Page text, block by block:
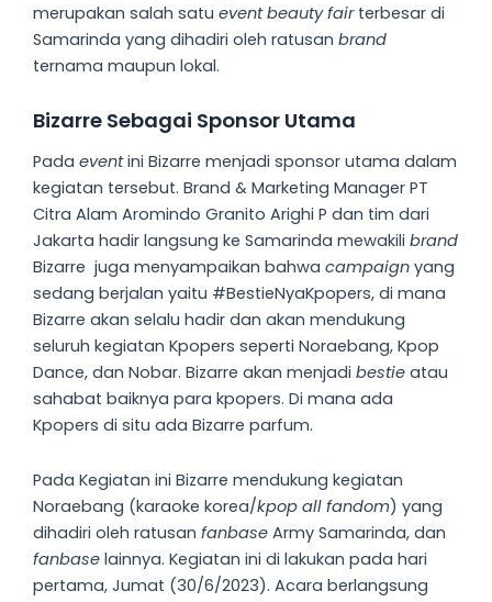
merupakan salah satu event beauty fairterbesar di
Samarinda yang dihadiri oleh ratusan brand
ternama maupun lokal.
Bizarre Sebagai Sponsor Utama
Pada eventini Bizarre menjadi sponsor utama dalam
kegiatan tersebut. Brand & Marketing Manager PT
Citra Alam Aromindo Granito Arighi P dan tim dari
Jakarta hadir langsung ke Samarinda mewakili brand
Bizarre juga menyampaikan bahwa campaign yang
sedang berjalan yaitu #BestieNyaKpopers, di mana
Bizarre akan selalu hadir dan akan mendukung
seluruh kegiatan Kpopers seperti Noraebang, Kpop
Dance, dan Nobar. Bizarre akan menjadi bestie atau
sahabat baiknya para kpopers. Di mana ada
Kpopers di situ ada Bizarre parfum.
Pada Kegiatan ini Bizarre mendukung kegiatan
Noraebang (karaoke korea/kpop all fandom) yang
dihadiri oleh ratusan fanbase Army Samarinda, dan
fanbase lainnya. Kegiatan ini di lakukan pada hari
pertama, Jumat (30/6/2023). Acara berlangsung